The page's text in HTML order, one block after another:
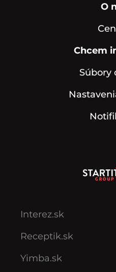
O
Chcem
Súbory
Interez.sk
Receptik.sk
Yimba.sk